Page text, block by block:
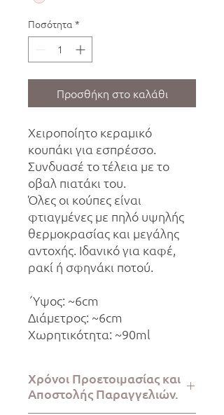
Ποσότητα *
Προσθήκη στο καλάθι
Χειροποίητο κεραμικό
κουπάκι για εσπρέσσο.
Συνδυασέ το τέλεια με το
οβαλ πιατάκι του.
Όλες οι κούπες είναι
φτιαγμένες με πηλό υψηλής
θερμοκρασίας και μεγάλης
αντοχής. Ιδανικό για καφέ,
ρακί ή σφηνάκι ποτού.
΄Υψος: ~6cm
Διάμετρος: ~6cm
Χωρητικότητα: ~90ml
Χρόνοι Προετοιμασίας και
Αποστολής Παραγγελιών.